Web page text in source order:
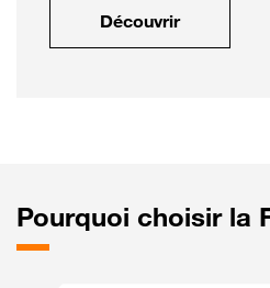
Découvrir
Pourquoi choisir la